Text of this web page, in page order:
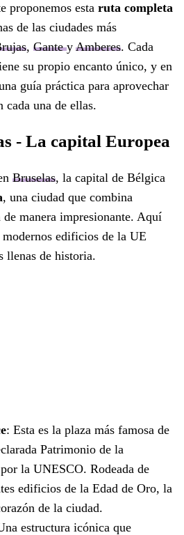
proponemos esta ruta completa
de las ciudades más
, Gantey Amberes. Cada
su propio encanto único, y en
guía práctica para aprovechar
una de ellas.
- La capital Europea
Bruselas, la capital de Bélgica
, una ciudad que combina
manera impresionante. Aquí
modernos edificios de la UE
llenas de historia.
: Esta es la plaza más famosa de
Patrimonio de la
la UNESCO. Rodeada de
edificios de la Edad de Oro, la
de la ciudad.
estructura icónica que